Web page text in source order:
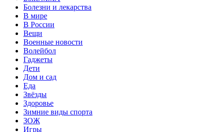
Болезни и лекарства
В мире
В России
Вещи
Военные новости
Волейбол
Гаджеты
Дети
Дом и сад
Еда
Звёзды
Здоровье
Зимние виды спорта
ЗОЖ
Игры